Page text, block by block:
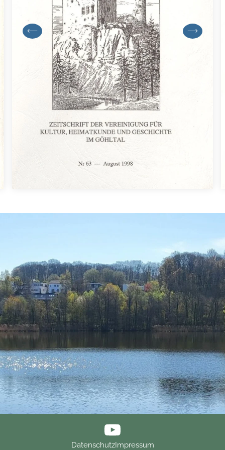
previous next
DatenschutzImpressum